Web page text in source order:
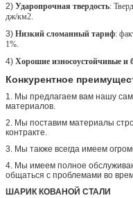
2) Ударопрочная твердость:
дж/км2.
3) Низкий сломанный тариф:
1%.
4) Хорошие износоустойчивые и
Конкурентное
1. Мы предлагаем вам нашу
материалов.
2. Мы поставим материалы
контракте.
3. Мы также всегда имеем
4. Мы имеем полное
общаться с проблемами во
ШАРИК КОВАНОЙ СТАЛИ